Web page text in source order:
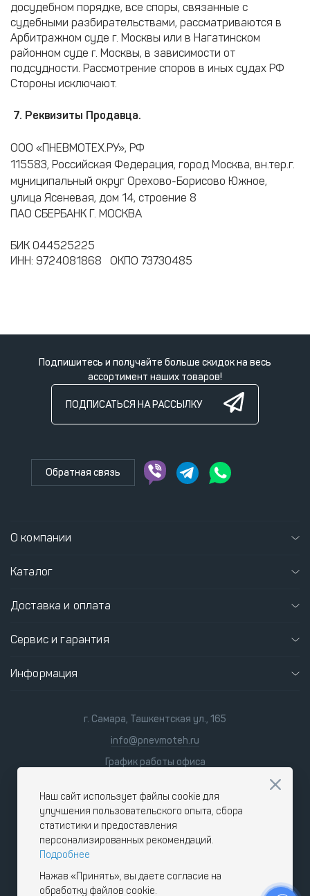
досудебном порядке, все споры, связанные с
судебными разбирательствами, рассматриваются в
Арбитражном суде г. Москвы или в Нагатинском
районном суде г. Москвы, в зависимости от
подсудности. Рассмотрение споров в иных судах РФ
Стороны исключают.
7. Реквизиты Продавца.
ООО «ПНЕВМОТЕХ.РУ», РФ
115583, Российская Федерация, город Москва, вн.тер.г.
муниципальный округ Орехово-Борисово Южное,
улица Ясеневая, дом 14, строение 8
ПАО СБЕРБАНК Г. МОСКВА
БИК 044525225
ИНН: 9724081868 ОКПО 73730485
Подпишитесь и получайте больше скидок на весь
ассортимент наших товаров!
ПОДПИСАТЬСЯ НА РАССЫЛКУ
Обратная связь
О компании
Каталог
Доставка и оплата
Сервис и гарантия
Информация
г. Самара, Ташкентская ул., 165
info@pnevmoteh.ru
График работы офиса
сб-вс 9:00 - 18:00
Наш сайт использует файлы cookie для
улучшения пользовательского опыта, сбора
статистики и предоставления
персонализированных рекомендаций.
Подробнее
Нажав «Принять», вы даете согласие на
обработку файлов cookie.